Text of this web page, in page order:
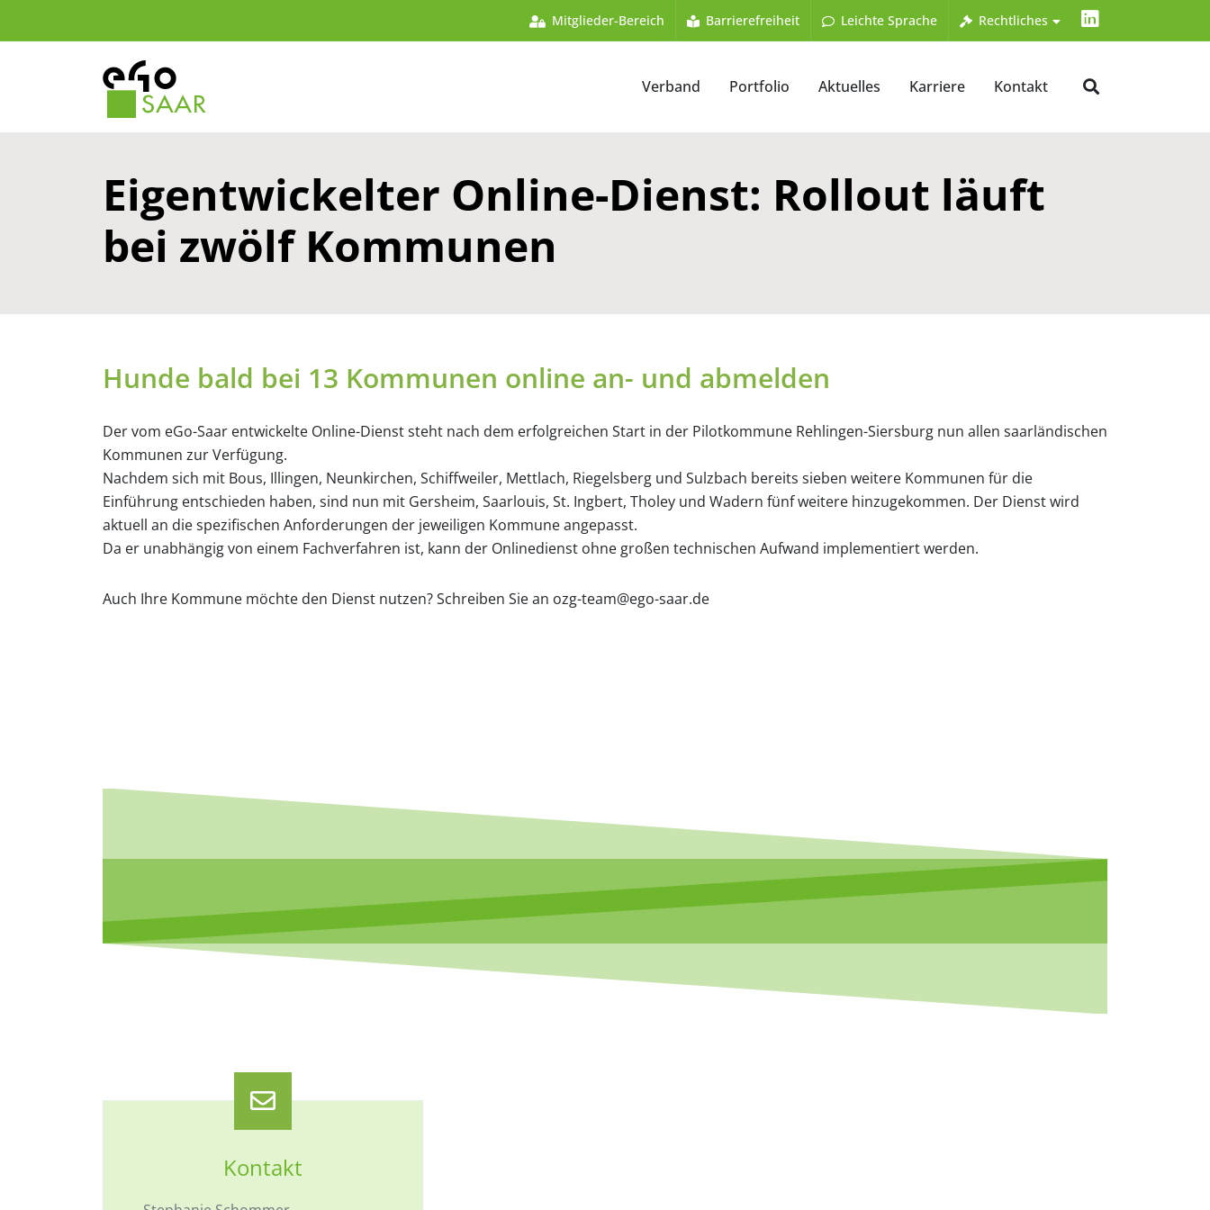
Mitglieder-Bereich Barrierefreiheit Leichte Sprache Rechtliches
Verband Portfolio Aktuelles Karriere Kontakt
Eigentwickelter Online-Dienst: Rollout läuft
bei zwölf Kommunen
Hunde bald bei 13 Kommunen online an- und abmelden
Der vom eGo-Saar entwickelte Online-Dienst steht nach dem erfolgreichen Start in der Pilotkommune Rehlingen-Siersburg nun allen saarländischen
Kommunen zur Verfügung.
Nachdem sich mit Bous, Illingen, Neunkirchen, Schiffweiler, Mettlach, Riegelsberg und Sulzbach bereits sieben weitere Kommunen für die
Einführung entschieden haben, sind nun mit Gersheim, Saarlouis, St. Ingbert, Tholey und Wadern fünf weitere hinzugekommen. Der Dienst wird
aktuell an die spezifischen Anforderungen der jeweiligen Kommune angepasst.
Da er unabhängig von einem Fachverfahren ist, kann der Onlinedienst ohne großen technischen Aufwand implementiert werden.
Auch Ihre Kommune möchte den Dienst nutzen? Schreiben Sie an ozg-team@ego-saar.de
Kontakt